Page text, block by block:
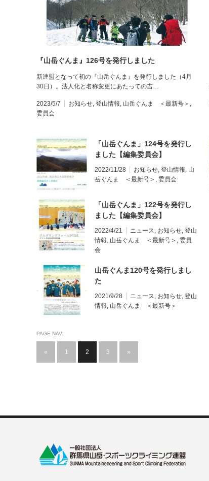
『山岳ぐんま』126号を発行しました
新連盟となって初の『山岳ぐんま』を発行しました（4月
30日）。法人化と名称変更にあたっての吉…
2023/5/7 お知らせ, 登山情報, 山岳ぐんま ＜最新号＞ ,
委員会
「山岳ぐんま」124号を発行し
ました【編集委員会】
2022/11/28 お知らせ, 登山情報, 山
岳ぐんま ＜最新号＞ , 委員会
「山岳ぐんま」122号を発行し
ました【編集委員会】
2022/4/21 ニュース, お知らせ, 登山
情報, 山岳ぐんま ＜最新号＞ , 委員
会
山岳ぐんま120号を発行しまし
た
2021/9/28 ニュース, お知らせ, 登山
情報, 山岳ぐんま ＜最新号＞
PAGE NAVI
« 1 2 3 »